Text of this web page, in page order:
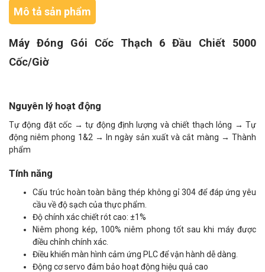
Mô tả sản phẩm
Máy Đóng Gói Cốc Thạch 6 Đầu Chiết 5000
Cốc/Giờ
Nguyên lý hoạt động
Tự động đặt cốc → tự động định lượng và chiết thạch lỏng → Tự
động niêm phong 1&2 → In ngày sản xuất và cắt màng → Thành
phẩm
Tính năng
Cấu trúc hoàn toàn bằng thép không gỉ 304 để đáp ứng yêu
cầu về độ sạch của thực phẩm.
Độ chính xác chiết rót cao: ±1%
Niêm phong kép, 100% niêm phong tốt sau khi máy được
điều chỉnh chính xác.
Điều khiển màn hình cảm ứng PLC để vận hành dễ dàng.
Động cơ servo đảm bảo hoạt động hiệu quả cao